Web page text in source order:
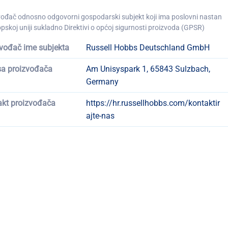
odnosno odgovorni gospodarski subjekt koji ima poslovni nastan
uniji sukladno Direktivi o općoj sigurnosti proizvoda (GPSR)
ime subjekta Russell Hobbs Deutschland GmbH
proizvođača
Am Unisyspark 1, 65843 Sulzbach,
Germany
proizvođača
https://hr.russellhobbs.com/kontaktir
ajte-nas